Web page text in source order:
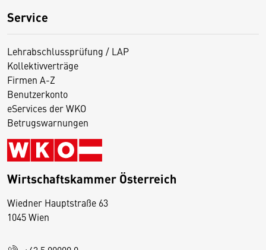
Service
Lehrabschlussprüfung / LAP
Kollektivverträge
Firmen A-Z
Benutzerkonto
eServices der WKO
Betrugswarnungen
Wirtschaftskammer Österreich
Wiedner Hauptstraße 63
1045 Wien
D